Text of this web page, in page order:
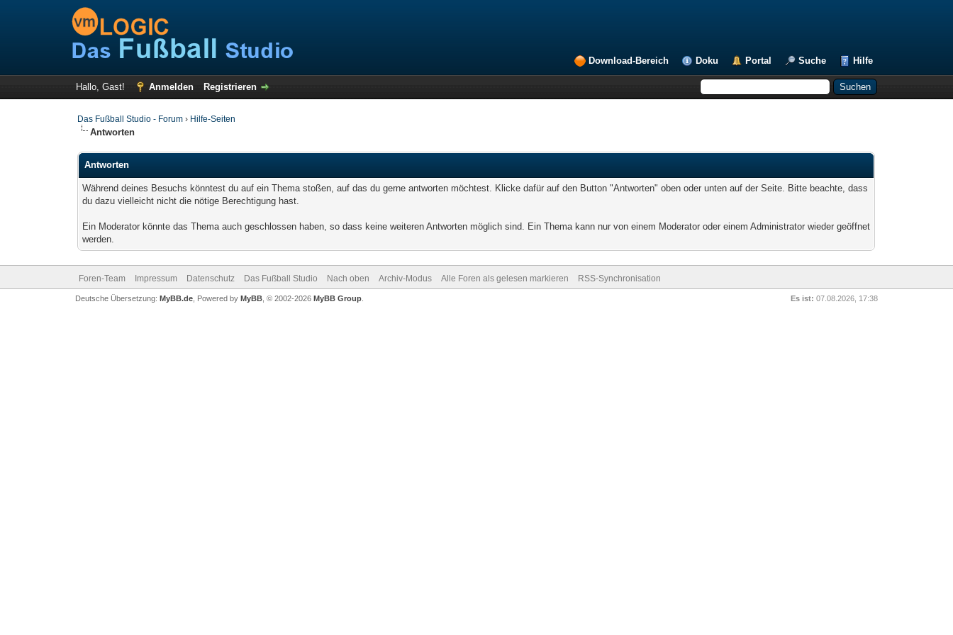
Download-Bereich Doku Portal Suche Hilfe
Hallo, Gast! Anmelden Registrieren
Das Fußball Studio - Forum › Hilfe-Seiten
Antworten
Antworten
Während deines Besuchs könntest du auf ein Thema stoßen, auf das du gerne antworten möchtest. Klicke dafür auf den Button "Antworten" oben oder unten auf der Seite. Bitte beachte, dass
du dazu vielleicht nicht die nötige Berechtigung hast.
Ein Moderator könnte das Thema auch geschlossen haben, so dass keine weiteren Antworten möglich sind. Ein Thema kann nur von einem Moderator oder einem Administrator wieder geöffnet
werden.
Foren-Team Impressum Datenschutz Das Fußball Studio Nach oben Archiv-Modus Alle Foren als gelesen markieren RSS-Synchronisation
Es ist: 07.08.2026, 17:38
Deutsche Übersetzung: MyBB.de, Powered by MyBB, © 2002-2026 MyBB Group.